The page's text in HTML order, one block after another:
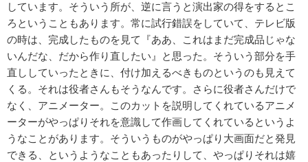
しています。そういう所が、逆に言うと演出家の得をするとこ
ろということもあります。常に試行錯誤をしていて、テレビ版
の時は、完成したものを見て『ああ、これはまだ完成品じゃな
いんだな、だから作り直したい』と思った。そういう部分を手
直ししていったときに、付け加えるべきものというのも見えて
くる。それは役者さんもそうなんです。さらに役者さんだけで
なく、アニメーター。このカットを説明してくれているアニメ
ーターがやっぱりそれを意識して作画してくれているというよ
うなことがあります。そういうものがやっぱり大画面だと発見
できる、というようなこともあったりして、やっぱりそれは嬉